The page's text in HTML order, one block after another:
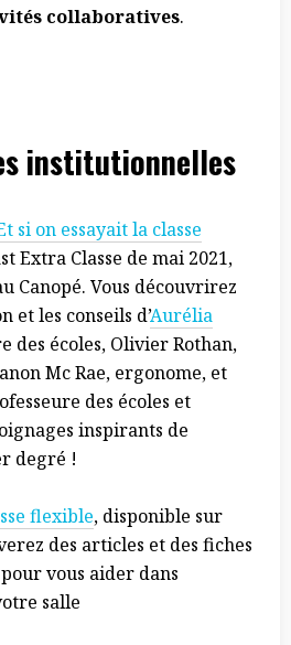
collaboratives.
institutionnelles
si on essayait la classe
Extra Classe de mai 2021,
Canopé. Vous découvrirez
et les conseils d’Aurélia
des écoles, Olivier Rothan,
Mc Rae, ergonome, et
des écoles et
inspirants de
degré !
flexible, disponible sur
des articles et des fiches
vous aider dans
salle